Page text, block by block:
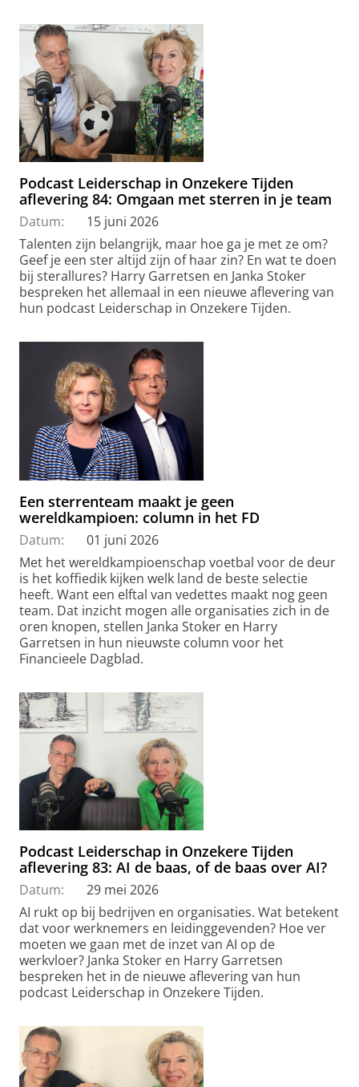
Podcast Leiderschap in Onzekere Tijden
aflevering 84: Omgaan met sterren in je team
Datum:
15 juni 2026
Talenten zijn belangrijk, maar hoe ga je met ze om?
Geef je een ster altijd zijn of haar zin? En wat te doen
bij sterallures? Harry Garretsen en Janka Stoker
bespreken het allemaal in een nieuwe aflevering van
hun podcast Leiderschap in Onzekere Tijden.
Een sterrenteam maakt je geen
wereldkampioen: column in het FD
Datum:
01 juni 2026
Met het wereldkampioenschap voetbal voor de deur
is het koffiedik kijken welk land de beste selectie
heeft. Want een elftal van vedettes maakt nog geen
team. Dat inzicht mogen alle organisaties zich in de
oren knopen, stellen Janka Stoker en Harry
Garretsen in hun nieuwste column voor het
Financieele Dagblad.
Podcast Leiderschap in Onzekere Tijden
aflevering 83: AI de baas, of de baas over AI?
Datum:
29 mei 2026
AI rukt op bij bedrijven en organisaties. Wat betekent
dat voor werknemers en leidinggevenden? Hoe ver
moeten we gaan met de inzet van AI op de
werkvloer? Janka Stoker en Harry Garretsen
bespreken het in de nieuwe aflevering van hun
podcast Leiderschap in Onzekere Tijden.